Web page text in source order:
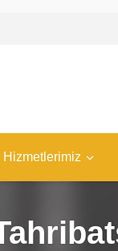
Hizmetlerimiz